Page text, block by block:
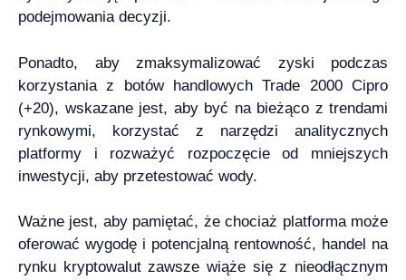
podejmowania decyzji.
Ponadto, aby zmaksymalizować zyski podczas
korzystania z botów handlowych Trade 2000 Cipro
(+20), wskazane jest, aby być na bieżąco z trendami
rynkowymi, korzystać z narzędzi analitycznych
platformy i rozważyć rozpoczęcie od mniejszych
inwestycji, aby przetestować wody.
Ważne jest, aby pamiętać, że chociaż platforma może
oferować wygodę i potencjalną rentowność, handel na
rynku kryptowalut zawsze wiąże się z nieodłącznym